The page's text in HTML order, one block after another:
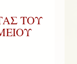
ΤΟΥ